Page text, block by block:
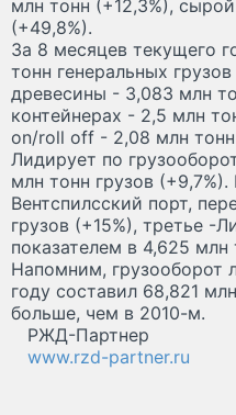
млн тонн (+12,3%),
(+49,8%).
За 8 месяцев текущего
тонн генеральных
древесины - 3,083 млн
контейнерах - 2,5 млн
on/roll off - 2,08 млн тонн
Лидирует по
млн тонн грузов
Вентспилсский порт,
грузов (+15%), третье -
показателем в 4,625 млн
Напомним, грузооборот
году составил 68,821
больше, чем в 2010-м.
РЖД-Партнер
www.rzd-partner.ru